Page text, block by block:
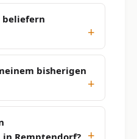
beliefern
bisherigen
in Remptendorf?